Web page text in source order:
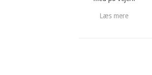
Læs mere